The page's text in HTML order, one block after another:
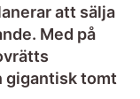
att sälja
Med på
gigantisk tomt